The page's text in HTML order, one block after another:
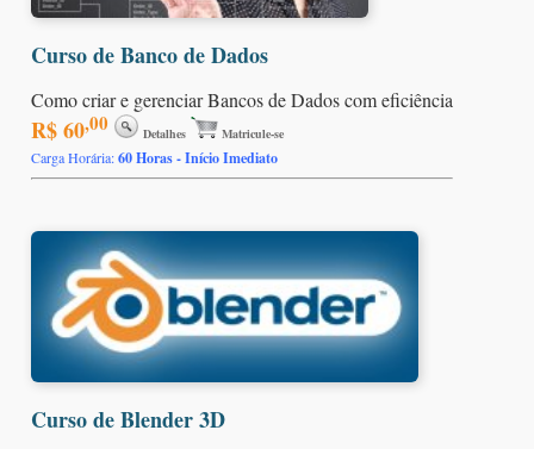
Curso de Banco de Dados
Como criar e gerenciar Bancos de Dados com eficiência
R$ 60,00 Detalhes Matricule-se
Carga Horária:60 Horas - Início Imediato
Curso de Blender 3D